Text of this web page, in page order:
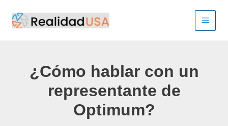
contenido
¿Cómo hablar con un
representante de
Optimum?